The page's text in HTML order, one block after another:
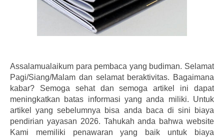
Assalamualaikum para pembaca yang budiman. Selamat
Pagi/Siang/Malam dan selamat beraktivitas. Bagaimana
kabar? Semoga sehat dan semoga artikel ini dapat
meningkatkan batas informasi yang anda miliki. Untuk
artikel yang sebelumnya bisa anda baca di sini biaya
pendirian yayasan 2026. Tahukah anda bahwa website
Kami memiliki penawaran yang baik untuk biaya